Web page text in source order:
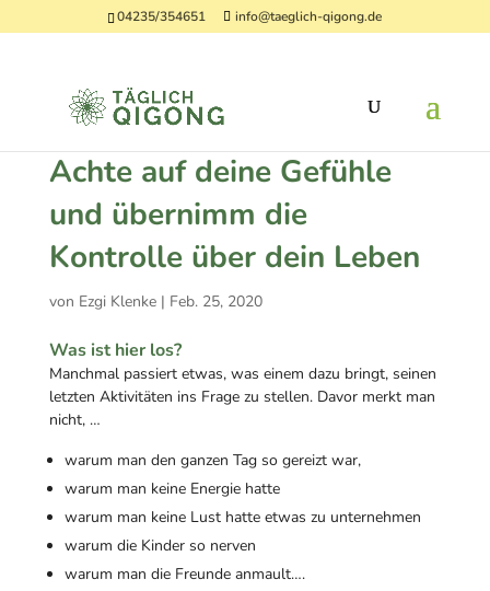
04235/354651 info@taeglich-qigong.de
Achte auf deine Gefühle
und übernimm die
Kontrolle über dein Leben
von Ezgi Klenke| Feb. 25, 2020
Was ist hier los?
Manchmal passiert etwas, was einem dazu bringt, seinen
letzten Aktivitäten ins Frage zu stellen. Davor merkt man
nicht, …
warum man den ganzen Tag so gereizt war,
warum man keine Energie hatte
warum man keine Lust hatte etwas zu unternehmen
warum die Kinder so nerven
warum man die Freunde anmault….